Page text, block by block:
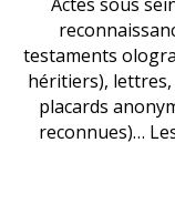
testaments
héritiers), lettres,
placards
reconnues)…